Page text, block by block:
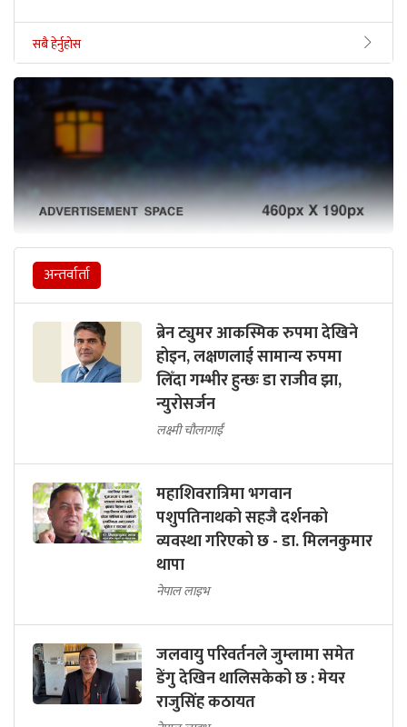
सबै हेर्नुहोस
अन्तर्वार्ता
ब्रेन ट्युमर आकस्मिक रुपमा देखिने
होइन, लक्षणलाई सामान्य रुपमा
लिँदा गम्भीर हुन्छः डा राजीव झा,
न्युरोसर्जन
लक्ष्मी चौलागाईं
महाशिवरात्रिमा भगवान
पशुपतिनाथको सहजै दर्शनको
व्यवस्था गरिएको छ - डा. मिलनकुमार
थापा
नेपाल लाइभ
जलवायु परिवर्तनले जुम्लामा समेत
डेंगु देखिन थालिसकेको छ : मेयर
राजुसिंह कठायत